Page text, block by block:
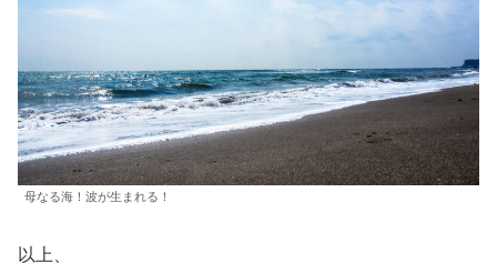
母なる海！波が生まれる！
以上、